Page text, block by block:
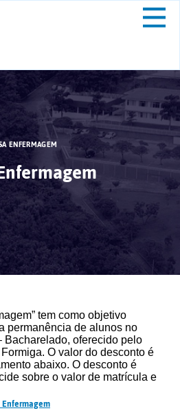
ENFERMAGEM
tem como objetivo
permanência de alunos no
Bacharelado, oferecido pelo
O valor do desconto é
abaixo. O desconto é
sobre o valor de matrícula e